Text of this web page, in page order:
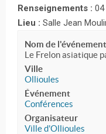
Renseignements : 04
Lieu : Salle Jean
Nom de l'événement
Le Frelon asiatique
Ville
Ollioules
Événement
Conférences
Organisateur
Ville d'Ollioules